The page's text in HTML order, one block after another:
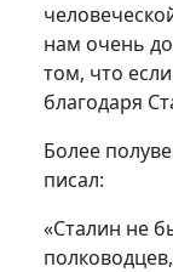
нам очень
том, что
благодаря
Более
писал:
«Сталин не